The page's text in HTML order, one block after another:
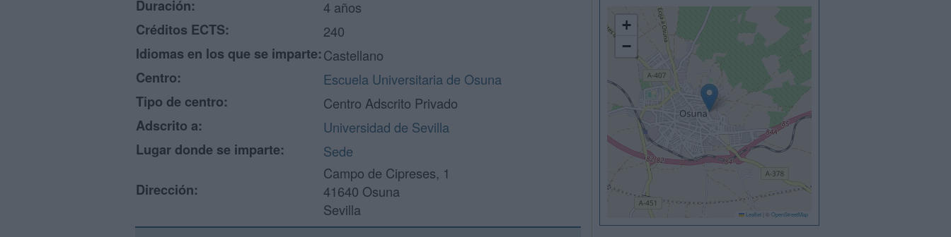
Duración:
4 años
Créditos ECTS:
240
Idiomas en los que se imparte:Castellano
Centro:
Escuela Universitaria de Osuna
Tipo de centro:
Centro Adscrito Privado
Adscrito a:
Universidad de Sevilla
Lugar donde se imparte:
Sede
Dirección:
Campo de Cipreses, 1
41640 Osuna
Sevilla
+
−
Leaflet © OpenStreetMap